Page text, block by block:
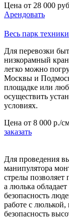
Цена от 28 000 руб
Арендовать
Весь парк техники
Для перевозки
низкорамный
легко можно
Москвы и
площадке или
осуществить
условиях.
Цена от 8 000 р./
заказать
Для проведения
манипулятора
стрелы позволяет
а люлька
безопасность
работе с
безопасность